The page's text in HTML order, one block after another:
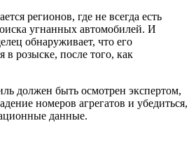
регионов, где не всегда есть
угнанных автомобилей. И
обнаруживает, что его
в розыске, после того, как
должен быть осмотрен экспертом,
номеров агрегатов и убедиться,
данные.